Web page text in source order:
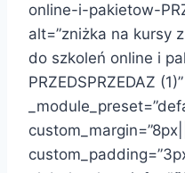
online-i-pakietow-
alt=”zniżka na kursy
do szkoleń online i
PRZEDSPRZEDAZ